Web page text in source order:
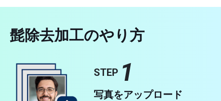
髭除去加工のやり方
STEP 1
写真をアップロード